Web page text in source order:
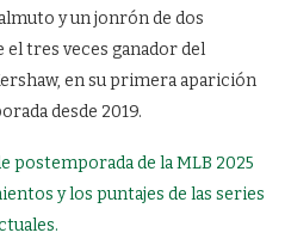
y un jonrón de dos
el tres veces ganador del
en su primera aparición
desde 2019.